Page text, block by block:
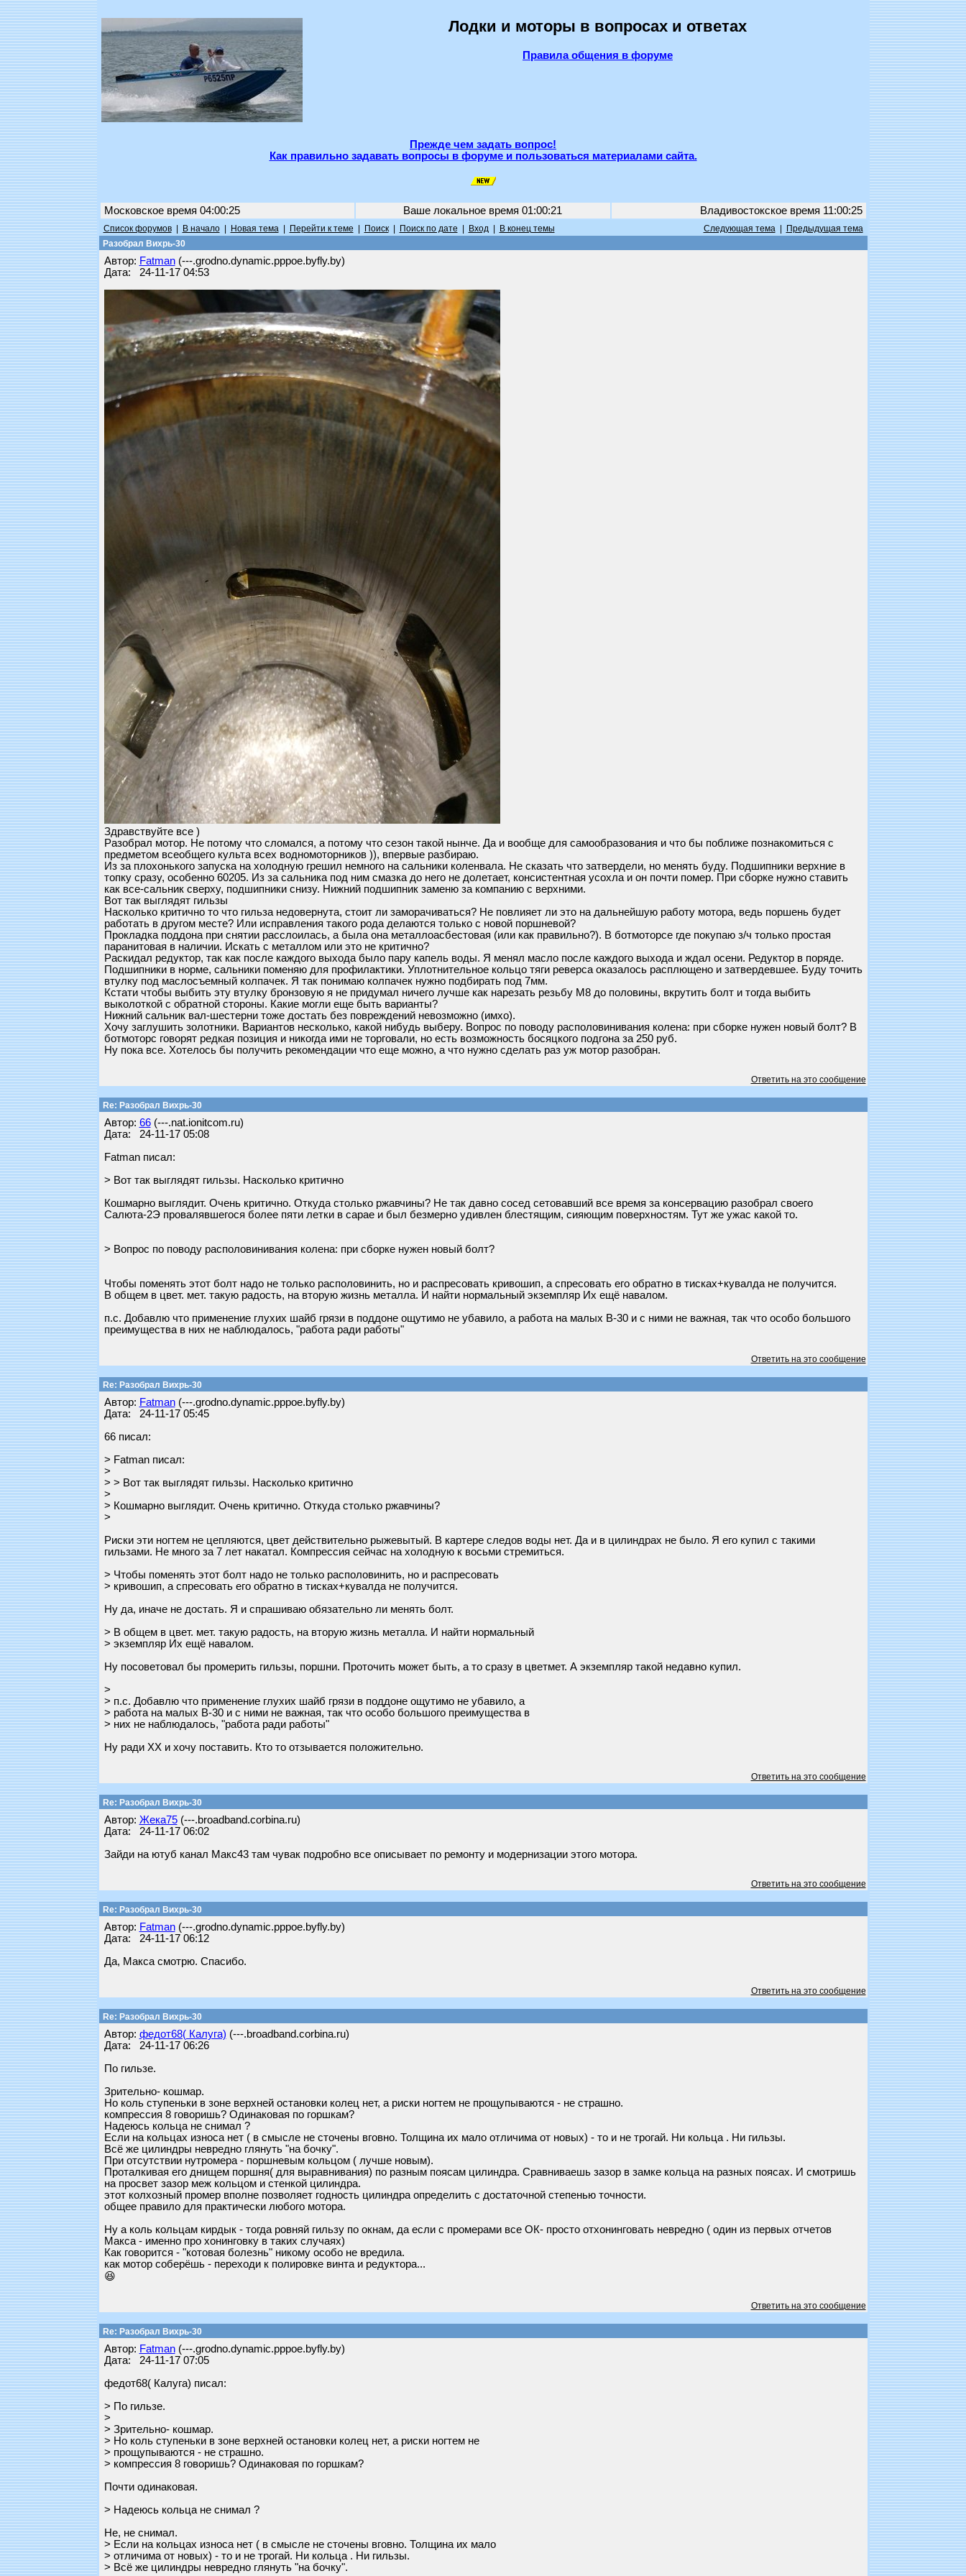
Лодки и моторы в вопросах и ответах
Правила общения в форуме
Прежде чем задать вопрос!
Как правильно задавать вопросы в форуме и пользоваться материалами сайта.
Московское время 04:00:25 Ваше локальное время 01:00:21 Владивостокское время 11:00:25
Список форумов| В начало| Новая тема| Перейти к теме Поиск| Поиск по дате Вход| В конец темы Следующая тема|
Предыдущая тема
Разобрал Вихрь-30
Автор: Fatman(---.grodno.dynamic.pppoe.byfly.by)
Дата: 24-11-17 04:53
Здравствуйте все )
Разобрал мотор. Не потому что сломался, а потому что сезон такой нынче. Да и вообще для самообразования и что бы поближе познакомиться с
предметом всеобщего культа всех водномоторников )), впервые разбираю.
Из за плохонького запуска на холодную грешил немного на сальники коленвала. Не сказать что затвердели, но менять буду. Подшипники верхние в
топку сразу, особенно 60205. Из за сальника под ним смазка до него не долетает, консистентная усохла и он почти помер. При сборке нужно ставить
как все-сальник сверху, подшипники снизу. Нижний подшипник заменю за компанию с верхними.
Вот так выглядят гильзы
Насколько критично то что гильза недовернута, стоит ли заморачиваться? Не повлияет ли это на дальнейшую работу мотора, ведь поршень будет
работать в другом месте? Или исправления такого рода делаются только с новой поршневой?
Прокладка поддона при снятии расслоилась, а была она металлоасбестовая (или как правильно?). В ботмоторсе где покупаю з/ч только простая
паранитовая в наличии. Искать с металлом или это не критично?
Раскидал редуктор, так как после каждого выхода было пару капель воды. Я менял масло после каждого выхода и ждал осени. Редуктор в поряде.
Подшипники в норме, сальники поменяю для профилактики. Уплотнительное кольцо тяги реверса оказалось расплющено и затвердевшее. Буду точить
втулку под маслосъемный колпачек. Я так понимаю колпачек нужно подбирать под 7мм.
Кстати чтобы выбить эту втулку бронзовую я не придумал ничего лучше как нарезать резьбу М8 до половины, вкрутить болт и тогда выбить
выколоткой с обратной стороны. Какие могли еще быть варианты?
Нижний сальник вал-шестерни тоже достать без повреждений невозможно (имхо).
Хочу заглушить золотники. Вариантов несколько, какой нибудь выберу. Вопрос по поводу располовинивания колена: при сборке нужен новый болт? В
ботмоторс говорят редкая позиция и никогда ими не торговали, но есть возможность босяцкого подгона за 250 руб.
Ну пока все. Хотелось бы получить рекомендации что еще можно, а что нужно сделать раз уж мотор разобран.
Ответить на это сообщение
Re: Разобрал Вихрь-30
Автор: 66(---.nat.ionitcom.ru)
Дата: 24-11-17 05:08
Fatman писал:
> Вот так выглядят гильзы. Насколько критично
Кошмарно выглядит. Очень критично. Откуда столько ржавчины? Не так давно сосед сетовавший все время за консервацию разобрал своего
Салюта-2Э провалявшегося более пяти летки в сарае и был безмерно удивлен блестящим, сияющим поверхностям. Тут же ужас какой то.
> Вопрос по поводу располовинивания колена: при сборке нужен новый болт?
Чтобы поменять этот болт надо не только располовинить, но и распресовать кривошип, а спресовать его обратно в тисках+кувалда не получится.
В общем в цвет. мет. такую радость, на вторую жизнь металла. И найти нормальный экземпляр Их ещё навалом.
п.с. Добавлю что применение глухих шайб грязи в поддоне ощутимо не убавило, а работа на малых В-30 и с ними не важная, так что особо большого
преимущества в них не наблюдалось, "работа ради работы"
Ответить на это сообщение
Re: Разобрал Вихрь-30
Автор: Fatman(---.grodno.dynamic.pppoe.byfly.by)
Дата: 24-11-17 05:45
66 писал:
> Fatman писал:
>
> > Вот так выглядят гильзы. Насколько критично
>
> Кошмарно выглядит. Очень критично. Откуда столько ржавчины?
>
Риски эти ногтем не цепляются, цвет действительно рыжевытый. В картере следов воды нет. Да и в цилиндрах не было. Я его купил с такими
гильзами. Не много за 7 лет накатал. Компрессия сейчас на холодную к восьми стремиться.
> Чтобы поменять этот болт надо не только располовинить, но и распресовать
> кривошип, а спресовать его обратно в тисках+кувалда не получится.
Ну да, иначе не достать. Я и спрашиваю обязательно ли менять болт.
> В общем в цвет. мет. такую радость, на вторую жизнь металла. И найти нормальный
> экземпляр Их ещё навалом.
Ну посоветовал бы промерить гильзы, поршни. Проточить может быть, а то сразу в цветмет. А экземпляр такой недавно купил.
>
> п.с. Добавлю что применение глухих шайб грязи в поддоне ощутимо не убавило, а
> работа на малых В-30 и с ними не важная, так что особо большого преимущества в
> них не наблюдалось, "работа ради работы"
Ну ради ХХ и хочу поставить. Кто то отзывается положительно.
Ответить на это сообщение
Re: Разобрал Вихрь-30
Автор: Жека75(---.broadband.corbina.ru)
Дата: 24-11-17 06:02
Зайди на ютуб канал Макс43 там чувак подробно все описывает по ремонту и модернизации этого мотора.
Ответить на это сообщение
Re: Разобрал Вихрь-30
Автор: Fatman(---.grodno.dynamic.pppoe.byfly.by)
Дата: 24-11-17 06:12
Да, Макса смотрю. Спасибо.
Ответить на это сообщение
Re: Разобрал Вихрь-30
Автор: федот68( Калуга) (---.broadband.corbina.ru)
Дата: 24-11-17 06:26
По гильзе.
Зрительно- кошмар.
Но коль ступеньки в зоне верхней остановки колец нет, а риски ногтем не прощупываются - не страшно.
компрессия 8 говоришь? Одинаковая по горшкам?
Надеюсь кольца не снимал ?
Если на кольцах износа нет ( в смысле не сточены вговно. Толщина их мало отличима от новых) - то и не трогай. Ни кольца . Ни гильзы.
Всё же цилиндры невредно глянуть "на бочку".
При отсутствии нутромера - поршневым кольцом ( лучше новым).
Проталкивая его днищем поршня( для выравнивания) по разным поясам цилиндра. Сравниваешь зазор в замке кольца на разных поясах. И смотришь
на просвет зазор меж кольцом и стенкой цилиндра.
этот колхозный промер вполне позволяет годность цилиндра определить с достаточной степенью точности.
общее правило для практически любого мотора.
Ну а коль кольцам кирдык - тогда ровняй гильзу по окнам, да если с промерами все ОК- просто отхонинговать невредно ( один из первых отчетов
Макса - именно про хонинговку в таких случаях)
Как говорится - "котовая болезнь" никому особо не вредила.
как мотор соберёшь - переходи к полировке винта и редуктора...
😆
Ответить на это сообщение
Re: Разобрал Вихрь-30
Автор: Fatman(---.grodno.dynamic.pppoe.byfly.by)
Дата: 24-11-17 07:05
федот68( Калуга) писал:
> По гильзе.
>
> Зрительно- кошмар.
> Но коль ступеньки в зоне верхней остановки колец нет, а риски ногтем не
> прощупываются - не страшно.
> компрессия 8 говоришь? Одинаковая по горшкам?
Почти одинаковая.
> Надеюсь кольца не снимал ?
Не, не снимал.
> Если на кольцах износа нет ( в смысле не сточены вговно. Толщина их мало
> отличима от новых) - то и не трогай. Ни кольца . Ни гильзы.
> Всё же цилиндры невредно глянуть "на бочку".